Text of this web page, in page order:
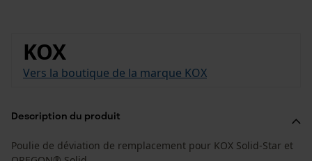
KOX
Vers la boutique de la marque KOX
Description du produit
Poulie de déviation de remplacement pour KOX Solid-Star et